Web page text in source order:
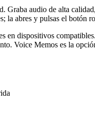
audio de alta
la abres y pulsas el botón
en dispositivos
Voice Memos es la